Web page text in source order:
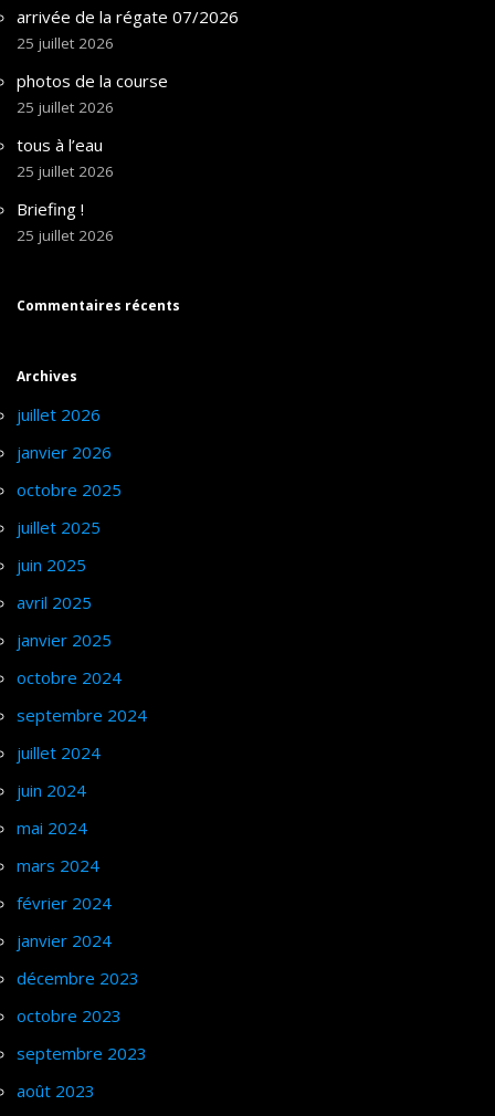
arrivée de la régate 07/2026
25 juillet 2026
photos de la course
25 juillet 2026
tous à l’eau
25 juillet 2026
Briefing !
25 juillet 2026
Commentaires récents
Archives
juillet 2026
janvier 2026
octobre 2025
juillet 2025
juin 2025
avril 2025
janvier 2025
octobre 2024
septembre 2024
juillet 2024
juin 2024
mai 2024
mars 2024
février 2024
janvier 2024
décembre 2023
octobre 2023
septembre 2023
août 2023